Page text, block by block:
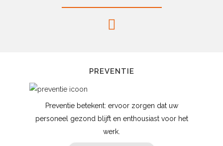
PREVENTIE
Preventie betekent: ervoor zorgen dat uw
personeel gezond blijft en enthousiast voor het
werk.